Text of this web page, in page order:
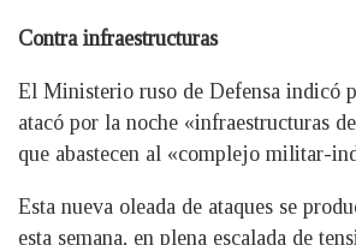
Contra infraestructuras
El Ministerio ruso de Defensa indicó
atacó por la noche «infraestructuras
que abastecen al «complejo militar-
Esta nueva oleada de ataques se
esta semana, en plena escalada de